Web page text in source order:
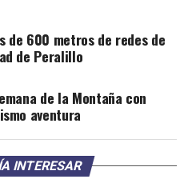
de 600 metros de redes de
de Peralillo
de la Montaña con
aventura
INTERESAR